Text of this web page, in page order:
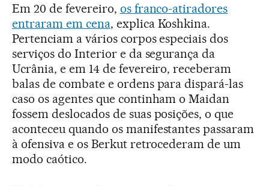
Em 20 de fevereiro, os franco-atiradores
entraram em cena, explica Koshkina.
Pertenciam a vários corpos especiais dos
serviços do Interior e da segurança da
Ucrânia, e em 14 de fevereiro, receberam
balas de combate e ordens para dispará-las
caso os agentes que continham o Maidan
fossem deslocados de suas posições, o que
aconteceu quando os manifestantes passaram
à ofensiva e os Berkut retrocederam de um
modo caótico.